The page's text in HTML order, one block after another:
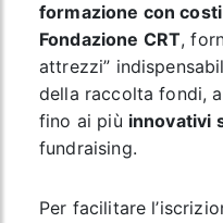
formazione con
Fondazione CRT,
attrezzi”
della raccolta fondi,
fino ai più innovativi
fundraising.
Per facilitare